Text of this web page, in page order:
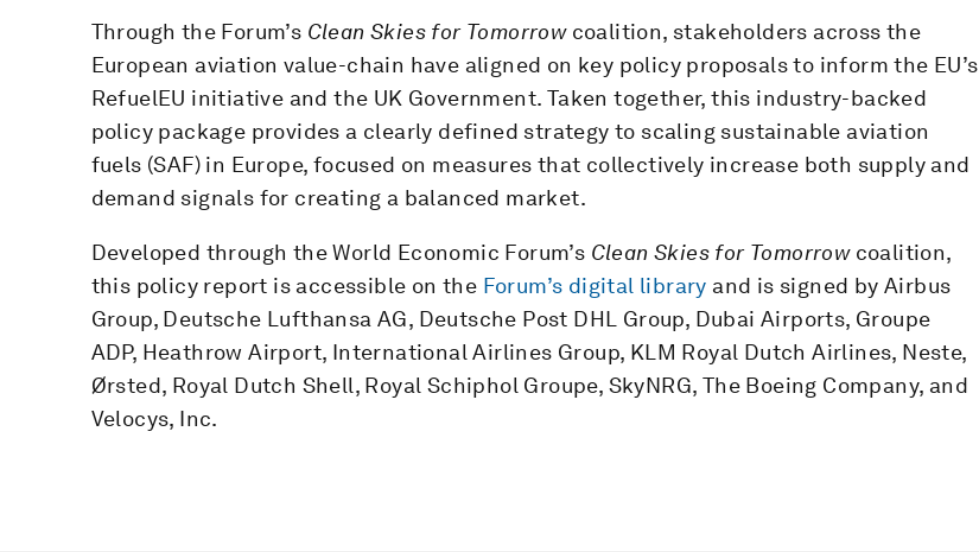
Through the Forum’s Clean Skies for Tomorrowcoalition, stakeholders across the
European aviation value-chain have aligned on key policy proposals to inform the EU’s
RefuelEU initiative and the UK Government. Taken together, this industry-backed
policy package provides a clearly defined strategy to scaling sustainable aviation
fuels (SAF) in Europe, focused on measures that collectively increase both supply and
demand signals for creating a balanced market.
Developed through the World Economic Forum’s Clean Skies for Tomorrowcoalition,
this policy report is accessible on the Forum’s digital library and is signed by Airbus
Group, Deutsche Lufthansa AG, Deutsche Post DHL Group, Dubai Airports, Groupe
ADP, Heathrow Airport, International Airlines Group, KLM Royal Dutch Airlines, Neste,
Ørsted, Royal Dutch Shell, Royal Schiphol Groupe, SkyNRG, The Boeing Company, and
Velocys, Inc.